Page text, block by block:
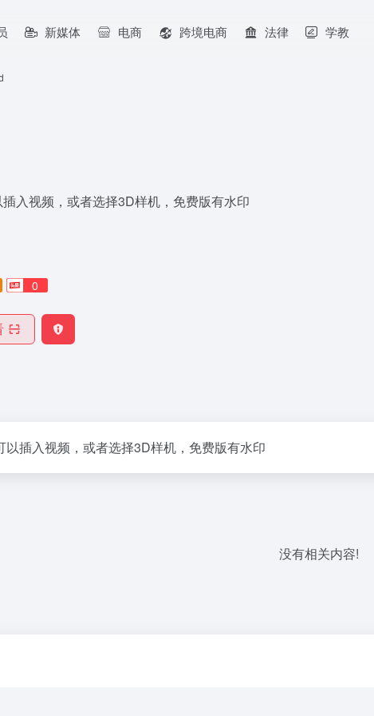
新媒体 电商 跨境电商 法律 学教
入视频，或者选择3D样机，免费版有水印
0
插入视频，或者选择3D样机，免费版有水印
没有相关内容!